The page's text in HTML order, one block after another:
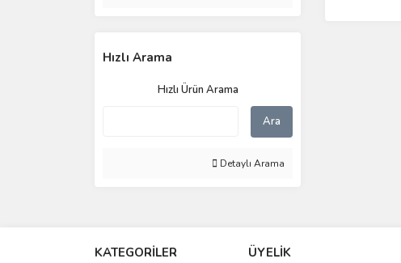
Hızlı Arama
Hızlı Ürün Arama
Ara
Detaylı Arama
KATEGORİLER ÜYELİK